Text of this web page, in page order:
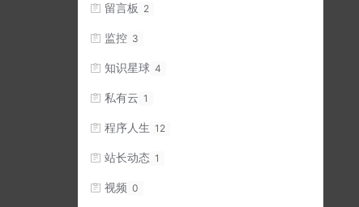
留言板 2
监控 3
知识星球 4
私有云 1
程序人生 12
站长动态 1
视频 0